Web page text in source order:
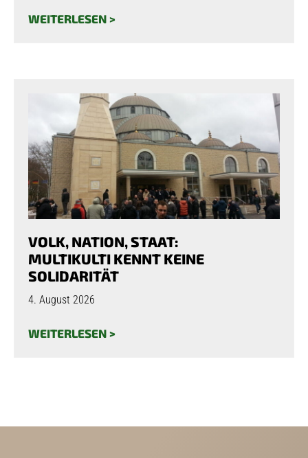
WEITERLESEN >
VOLK, NATION, STAAT:
MULTIKULTI KENNT KEINE
SOLIDARITÄT
4. August 2026
WEITERLESEN >